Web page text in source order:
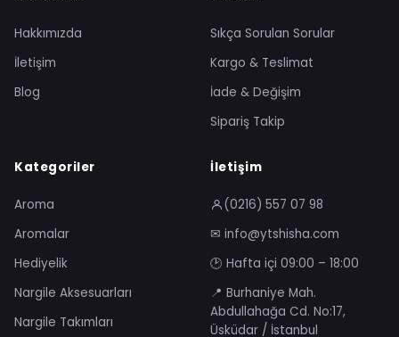
Hakkımızda
İletişim
Blog
Sıkça Sorulan Sorular
Kargo & Teslimat
İade & Değişim
Sipariş Takip
Kategoriler
Aroma
Aromalar
Hediyelik
Nargile Aksesuarları
Nargile Takımları
İletişim
(0216) 557 07 98
✉ info@ytshisha.com
🕑 Hafta içi 09:00 – 18:00
📍 Burhaniye Mah.
Abdullahağa Cd. No:17,
Üsküdar / İstanbul